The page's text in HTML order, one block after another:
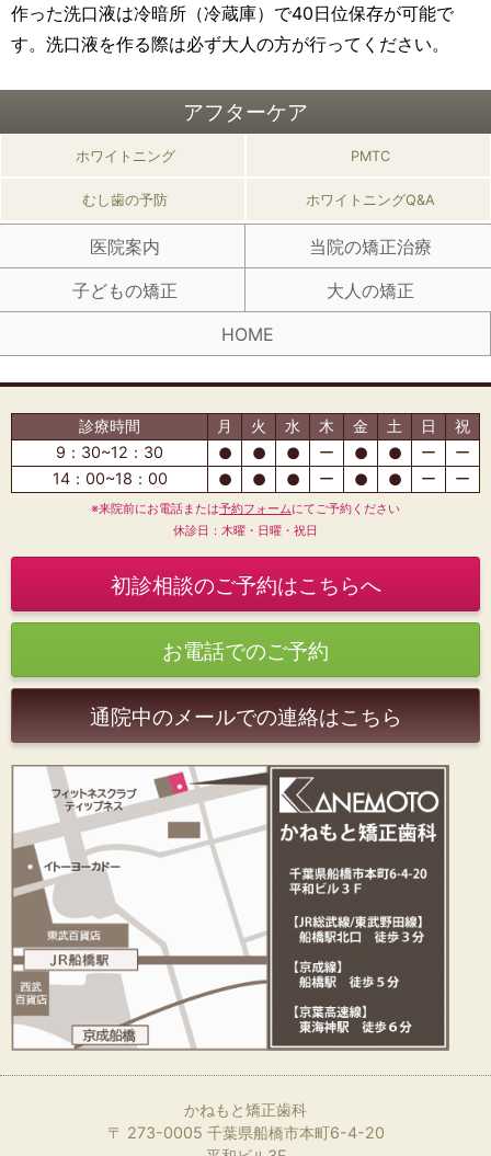
作った洗口液は冷暗所（冷蔵庫）で40日位保存が可能で
す。洗口液を作る際は必ず大人の方が行ってください。
アフターケア
ホワイトニング PMTC
むし歯の予防 ホワイトニングQ&A
医院案内
当院の矯正治療
子どもの矯正
大人の矯正
HOME
診療時間 月 火 水 木 金 土 日
祝
9：30~12：30
● ● ● ー ● ● ー
ー
14：00~18：00
● ● ● ー ● ● ー ー
※来院前にお電話または予約フォームにてご予約ください
休診日：木曜・日曜・祝日
初診相談のご予約はこちらへ
お電話でのご予約
通院中のメールでの連絡はこちら
かねもと矯正歯科
〒 273-0005 千葉県船橋市本町6-4-20